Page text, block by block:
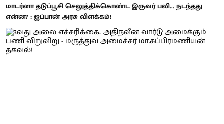
மாடர்னா தடுப்பூசி செலுத்திக்கொண்ட இருவர் பலி... நடந்தது
என்ன? : ஜப்பான் அரசு விளக்கம்!